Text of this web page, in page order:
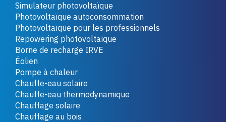
Simulateur photovoltaïque
Photovoltaïque autoconsommation
Photovoltaïque pour les professionnels
Repowering photovoltaïque
Borne de recharge IRVE
Éolien
Pompe à chaleur
Chauffe-eau solaire
Chauffe-eau thermodynamique
Chauffage solaire
Chauffage au bois